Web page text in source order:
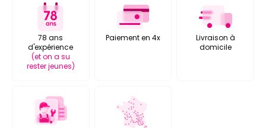
78 ans
d'expérience
(et on a su
rester jeunes)
Paiement en 4x
Livraison à
domicile